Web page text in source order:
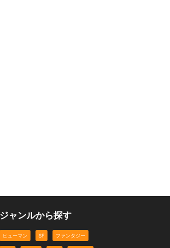
ジャンルから探す
ヒューマン SF ファンタジー